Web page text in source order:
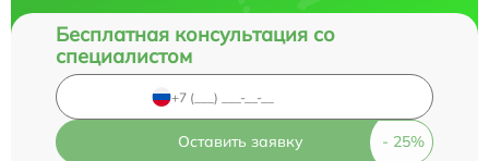
Бесплатная консультация со
специалистом
Оставить заявку